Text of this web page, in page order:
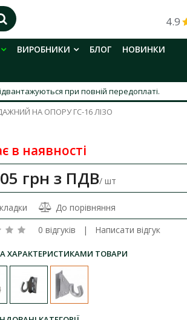
4.9
ВИРОБНИКИ БЛОГ
НОВИНКИ
при повній передоплаті.
НА ОПОРУ ГС-16 ЛІЗО
в наявності
грн з ПДВ/ шт
До порівняння
0 відгуків | Написати відгук
ХАРАКТЕРИСТИКАМИ ТОВАРИ